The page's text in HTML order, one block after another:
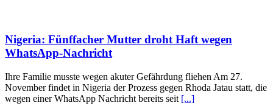
Nigeria: Fünffacher Mutter droht Haft wegen
WhatsApp-Nachricht
Ihre Familie musste wegen akuter Gefährdung fliehen Am 27.
November findet in Nigeria der Prozess gegen Rhoda Jatau statt, die
wegen einer WhatsApp Nachricht bereits seit [...]